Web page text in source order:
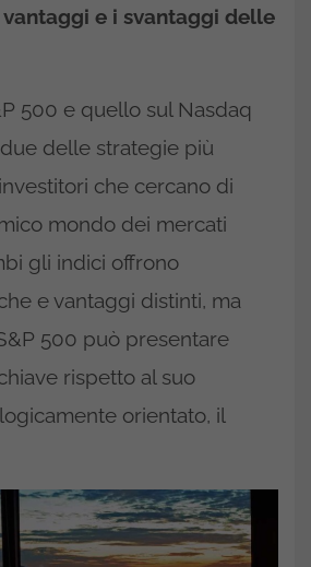
e i svantaggi delle
500 e quello sul Nasdaq
delle strategie più
che cercano di
mondo dei mercati
gli indici offrono
e vantaggi distinti, ma
500 può presentare
rispetto al suo
orientato, il